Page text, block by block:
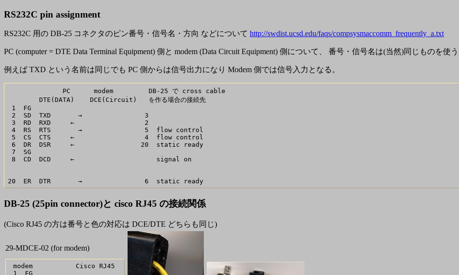
RS232C pin assignment
RS232C 用の DB-25 コネクタのピン番号・信号名・方向 などについて http://swdist.ucsd.edu/faqs/compsysmaccomm_frequently_a.txt
PC (computer = DTE Data Terminal Equipment) 側と modem (Data Circuit Equipment) 側について、 番号・信号名は(当然)同じものを
例えば TXD という名前は同じでも PC 側からは信号出力になり Modem 側では信号入力となる。
              PC      modem         DB-25 で cross cable
        DTE(DATA)    DCE(Circuit)   を作る場合の接続先
1  FG
2  SD  TXD       →                3
3  RD  RXD     ←                  2
4  RS  RTS       →                5  flow control
5  CS  CTS     ←                  4  flow control
6  DR  DSR     ←                 20  static ready
7  SG
8  CD  DCD     ←                     signal on
20  ER  DTR       →                6  static ready
DB-25 (25pin connector)と cisco RJ45 の接続関係
(Cisco RJ45 の方は番号と色の対応は DCE/DTE どちらも同じ)
29-MDCE-02 (for modem)
modem           Cisco RJ45